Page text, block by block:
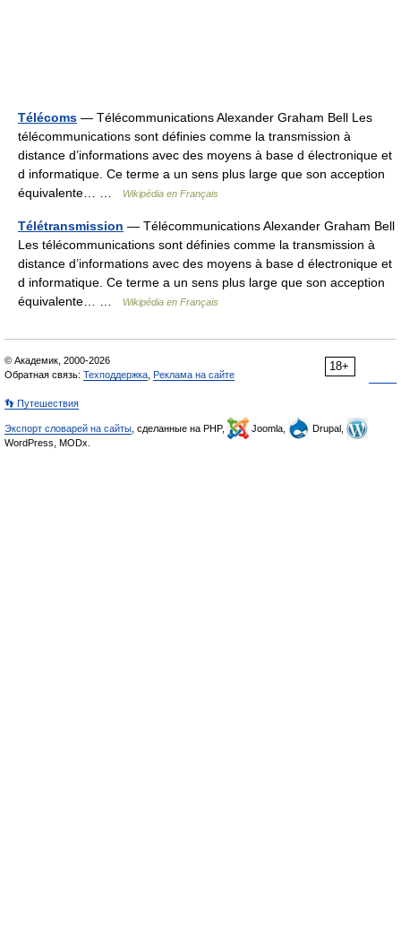
Télécoms — Télécommunications Alexander Graham Bell Les
télécommunications sont définies comme la transmission à
distance d’informations avec des moyens à base d électronique et
d informatique. Ce terme a un sens plus large que son acception
équivalente… …
Wikipédia en Français
Télétransmission — Télécommunications Alexander Graham Bell
Les télécommunications sont définies comme la transmission à
distance d’informations avec des moyens à base d électronique et
d informatique. Ce terme a un sens plus large que son acception
équivalente… …
Wikipédia en Français
18+
© Академик, 2000-2026
Обратная связь: Техподдержка Реклама на сайте
👣 Путешествия
Экспорт словарей на сайты , сделанные на PHP, Joomla,
Drupal,
WordPress, MODx.